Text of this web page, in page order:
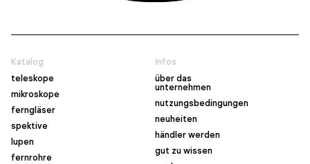
Katalog
teleskope
mikroskope
ferngläser
spektive
lupen
fernrohre
Infos
über das
unternehmen
nutzungsbedingungen
neuheiten
händler werden
gut zu wissen